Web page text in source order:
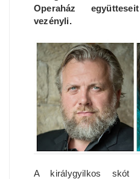
Operaház
vezényli.
A királygyilkos skót